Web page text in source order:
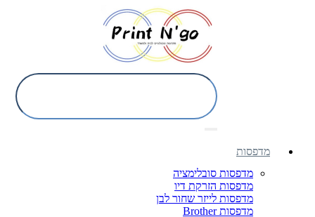
מדפסות
מדפסות סובלימציה
מדפסות הזרקת דיו
מדפסות לייזר שחור לבן
מדפסות Brother